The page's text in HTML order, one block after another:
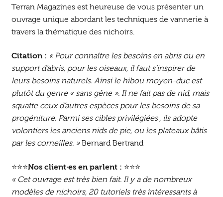
Terran Magazines est heureuse de vous présenter un
ouvrage unique abordant les techniques de vannerie à
travers la thématique des nichoirs.
Citation : « Pour connaître les besoins en abris ou en
support d’abris, pour les oiseaux, il faut s’inspirer de
leurs besoins naturels. Ainsi le hibou moyen-duc est
plutôt du genre « sans gêne ». Il ne fait pas de nid, mais
squatte ceux d’autres espèces pour les besoins de sa
progéniture. Parmi ses cibles privilégiées , ils adopte
volontiers les anciens nids de pie, ou les plateaux bâtis
par les corneilles. »Bernard Bertrand
⭐⭐⭐Nos client·es en parlent : ⭐⭐⭐
« Cet ouvrage est très bien fait. Il y a de nombreux
modèles de nichoirs, 20 tutoriels très intéressants à